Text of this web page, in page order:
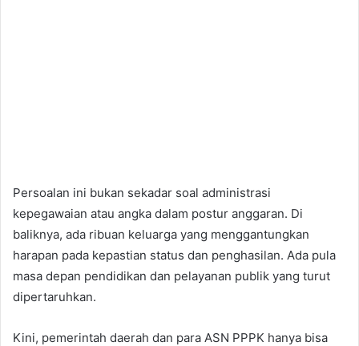
Persoalan ini bukan sekadar soal administrasi
kepegawaian atau angka dalam postur anggaran. Di
baliknya, ada ribuan keluarga yang menggantungkan
harapan pada kepastian status dan penghasilan. Ada pula
masa depan pendidikan dan pelayanan publik yang turut
dipertaruhkan.
Kini, pemerintah daerah dan para ASN PPPK hanya bisa